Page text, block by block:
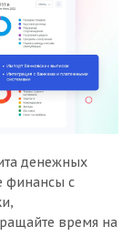
денежных
финансы с
время на